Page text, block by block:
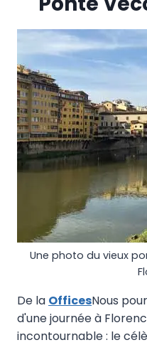
Une photo du vieux
De la OfficesNous
d'une journée à
incontournable : le